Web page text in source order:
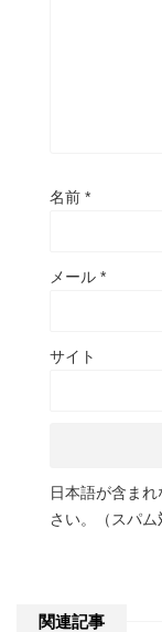
名前 *
メール *
サイト
日本語が含ま
さい。（スパム
関連記事